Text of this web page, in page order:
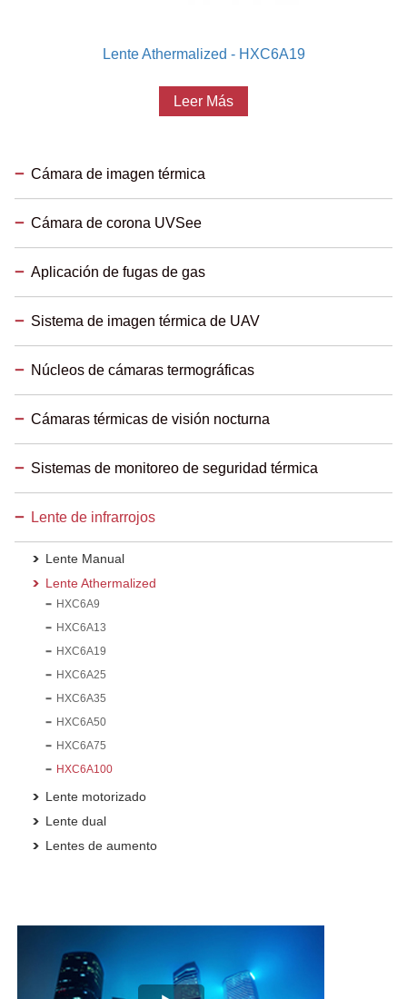
Lente Athermalized - HXC6A19
Leer Más
Cámara de imagen térmica
Cámara de corona UVSee
Aplicación de fugas de gas
Sistema de imagen térmica de UAV
Núcleos de cámaras termográficas
Cámaras térmicas de visión nocturna
Sistemas de monitoreo de seguridad térmica
Lente de infrarrojos
Lente Manual
Lente Athermalized
HXC6A9
HXC6A13
HXC6A19
HXC6A25
HXC6A35
HXC6A50
HXC6A75
HXC6A100
Lente motorizado
Lente dual
Lentes de aumento